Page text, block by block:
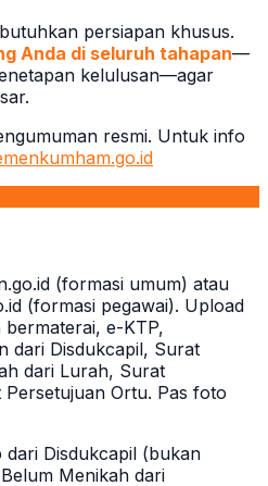
persiapan khusus.
Anda di seluruh tahapan—
kelulusan—agar
resmi. Untuk info
(formasi umum) atau
(formasi pegawai). Upload
e-KTP,
dari Disdukcapil, Surat
dari Lurah, Surat
Ortu. Pas foto
dari Disdukcapil (bukan
Menikah dari